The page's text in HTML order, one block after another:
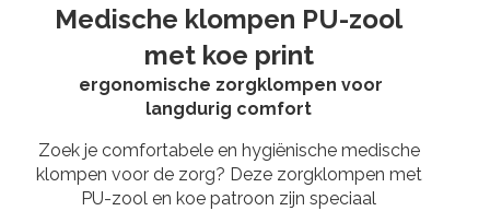
Medische klompen PU-zool
met koe print
ergonomische zorgklompen voor
langdurig comfort
Zoek je comfortabele en hygiënische medische
klompen voor de zorg? Deze zorgklompen met
PU-zool en koe patroon zijn speciaal